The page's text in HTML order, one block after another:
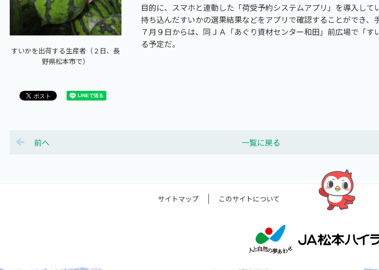
すいかを出荷する生産者（２日、長
野県松本市で）
目的に、スマホと連動した「荷受予約システムアプリ」を導入して
持ち込んだすいかの選果結果などをアプリで確認することができ、
７月９日からは、同ＪＡ「あぐり資材センター和田」前広場で「
る予定だ。
前へ 一覧に戻る
サイトマップ このサイトについて